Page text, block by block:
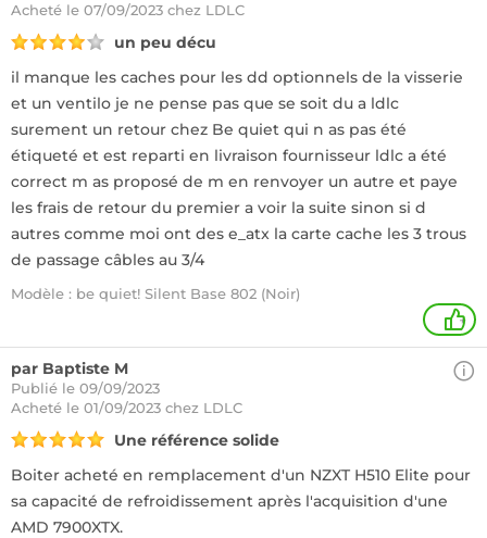
Acheté le 07/09/2023 chez LDLC
un peu décu
il manque les caches pour les dd optionnels de la visserie
et un ventilo je ne pense pas que se soit du a ldlc
surement un retour chez Be quiet qui n as pas été
étiqueté et est reparti en livraison fournisseur ldlc a été
correct m as proposé de m en renvoyer un autre et paye
les frais de retour du premier a voir la suite sinon si d
autres comme moi ont des e_atx la carte cache les 3 trous
de passage câbles au 3/4
Modèle : be quiet! Silent Base 802 (Noir)
+
par Baptiste M
Publié le 09/09/2023
Acheté le 01/09/2023 chez LDLC
Une référence solide
Boiter acheté en remplacement d'un NZXT H510 Elite pour
sa capacité de refroidissement après l'acquisition d'une
AMD 7900XTX.